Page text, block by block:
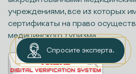
учреждениями, все из которых
сертификаты на право
медицинского туризма.
Спросите эксперта.